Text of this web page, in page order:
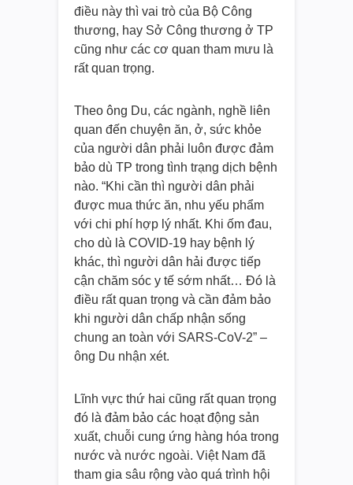
điều này thì vai trò của Bộ Công
thương, hay Sở Công thương ở TP
cũng như các cơ quan tham mưu là
rất quan trọng.
Theo ông Du, các ngành, nghề liên
quan đến chuyện ăn, ở, sức khỏe
của người dân phải luôn được đảm
bảo dù TP trong tình trạng dịch bệnh
nào. “Khi cần thì người dân phải
được mua thức ăn, nhu yếu phẩm
với chi phí hợp lý nhất. Khi ốm đau,
cho dù là COVID-19 hay bệnh lý
khác, thì người dân hải được tiếp
cận chăm sóc y tế sớm nhất… Đó là
điều rất quan trọng và cần đảm bảo
khi người dân chấp nhận sống
chung an toàn với SARS-CoV-2” –
ông Du nhận xét.
Lĩnh vực thứ hai cũng rất quan trọng
đó là đảm bảo các hoạt động sản
xuất, chuỗi cung ứng hàng hóa trong
nước và nước ngoài. Việt Nam đã
tham gia sâu rộng vào quá trình hội